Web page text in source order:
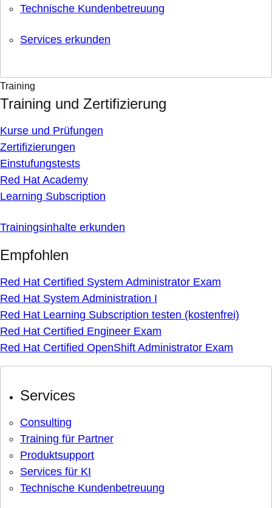
Technische Kundenbetreuung
Services erkunden
Training
Training und Zertifizierung
Kurse und Prüfungen
Zertifizierungen
Einstufungstests
Red Hat Academy
Learning Subscription
Trainingsinhalte erkunden
Empfohlen
Red Hat Certified System Administrator Exam
Red Hat System Administration I
Red Hat Learning Subscription testen (kostenfrei)
Red Hat Certified Engineer Exam
Red Hat Certified OpenShift Administrator Exam
Services
Consulting
Training für Partner
Produktsupport
Services für KI
Technische Kundenbetreuung